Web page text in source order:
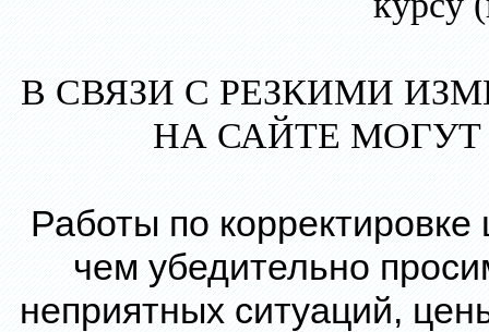
В СВЯЗИ С РЕЗКИМИ
НА САЙТЕ
Работы по
чем убедительно
неприятных ситуаций,